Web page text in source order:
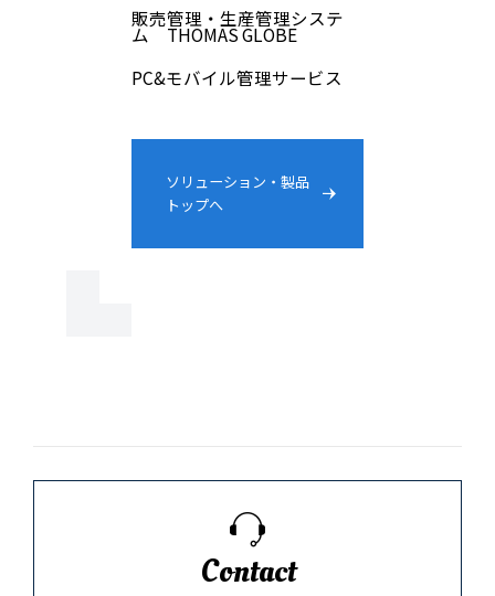
販売管理・生産管理システ
ム THOMAS GLOBE
PC&モバイル管理サービス
ソリューション・製品
トップへ
Contact